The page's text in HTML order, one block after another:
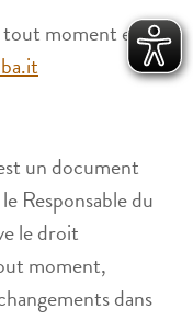
tout moment en
un document
Responsable du
le droit
moment,
dans